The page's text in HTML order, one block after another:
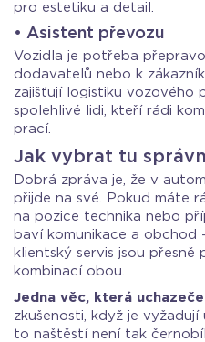
pro estetiku a detail.
• Asistent převozu
Vozidla je potřeba
dodavatelů nebo k
zajišťují logistiku vozového
spolehlivé lidi, kteří rádi
prací.
Jak vybrat tu
Dobrá zpráva je, že v
přijde na své. Pokud máte
na pozice technika nebo
baví komunikace a obchod
klientský servis jsou přesně
kombinací obou.
Jedna věc, která
zkušenosti, když je
to naštěstí není tak